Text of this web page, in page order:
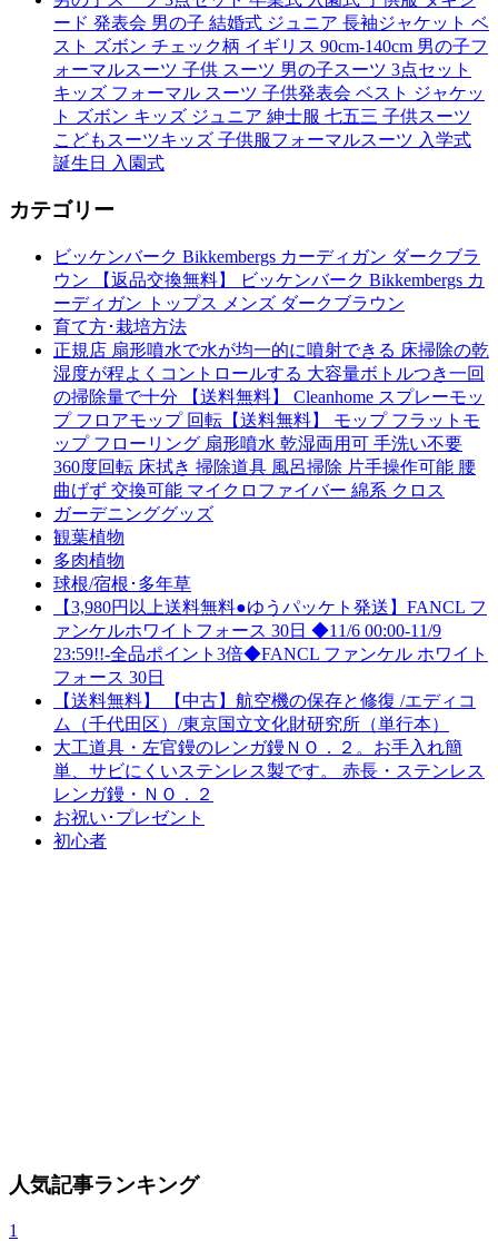
ード 発表会 男の子 結婚式 ジュニア 長袖ジャケット ベ
スト ズボン チェック柄 イギリス 90cm-140cm 男の子フ
ォーマルスーツ 子供 スーツ 男の子スーツ 3点セット
キッズ フォーマル スーツ 子供発表会 ベスト ジャケッ
ト ズボン キッズ ジュニア 紳士服 七五三 子供スーツ
こどもスーツキッズ 子供服フォーマルスーツ 入学式
誕生日 入園式
カテゴリー
ビッケンバーク Bikkembergs カーディガン ダークブラ
ウン 【返品交換無料】 ビッケンバーク Bikkembergs カ
ーディガン トップス メンズ ダークブラウン
育て方･栽培方法
正規店 扇形噴水で水が均一的に噴射できる 床掃除の乾
湿度が程よくコントロールする 大容量ボトルつき一回
の掃除量で十分 【送料無料】 Cleanhome スプレーモッ
プ フロアモップ 回転【送料無料】 モップ フラットモ
ップ フローリング 扇形噴水 乾湿両用可 手洗い不要
360度回転 床拭き 掃除道具 風呂掃除 片手操作可能 腰
曲げず 交換可能 マイクロファイバー 綿系 クロス
ガーデニンググッズ
観葉植物
多肉植物
球根/宿根･多年草
【3,980円以上送料無料●ゆうパッケト発送】FANCL フ
ァンケルホワイトフォース 30日 ◆11/6 00:00-11/9
23:59!!-全品ポイント3倍◆FANCL ファンケル ホワイト
フォース 30日
【送料無料】 【中古】航空機の保存と修復 /エディコ
ム（千代田区）/東京国立文化財研究所（単行本）
大工道具・左官鏝のレンガ鏝ＮＯ．２。お手入れ簡
単、サビにくいステンレス製です。 赤長・ステンレス
レンガ鏝・ＮＯ．２
お祝い･プレゼント
初心者
人気記事ランキング
1